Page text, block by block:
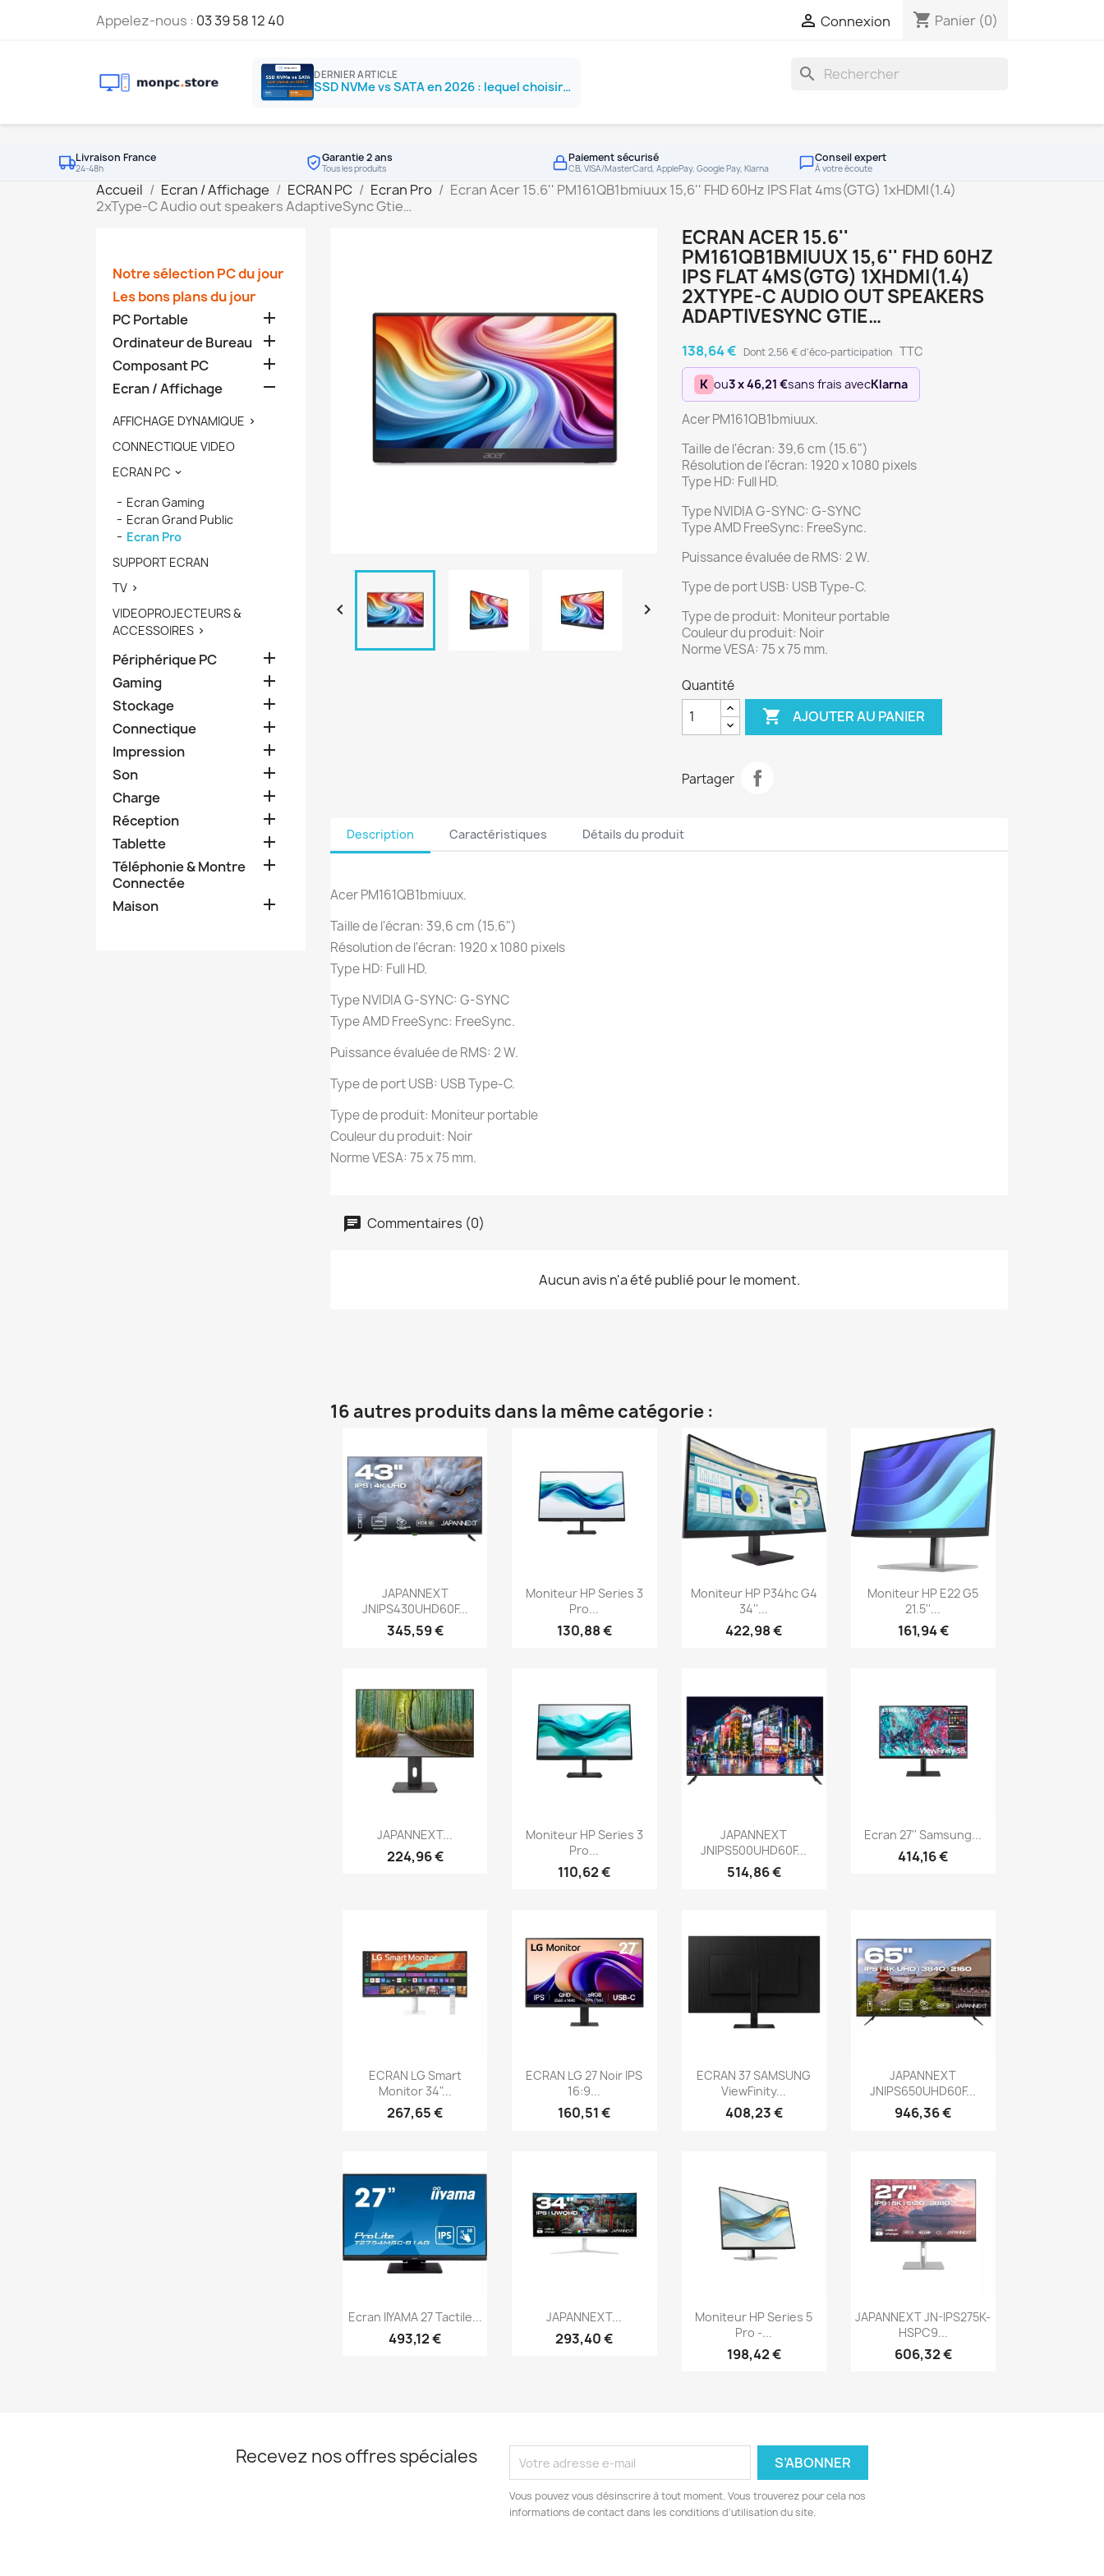
Appelez-nous : 03 39 58 12 40  Connexion shopping_cart Panier (0)
DERNIER ARTICLE
SSD NVMe vs SATA en 2026 : lequel choisir ?
search
Livraison France
24-48h
Garantie 2 ans
Tous les produits
Paiement sécurisé
CB, VISA/MasterCard, ApplePay, Google Pay, Klarna
Conseil expert
À votre écoute
Accueil Ecran / Affichage ECRAN PC Ecran Pro
Ecran Acer 15.6'' PM161QB1bmiuux 15,6'' FHD 60Hz IPS Flat 4ms(GTG) 1xHDMI(1.4)
2xType-C Audio out speakers AdaptiveSync Gtie…
Notre sélection PC du jour
Les bons plans du jour
PC Portable

Ordinateur de Bureau 
Composant PC 
Ecran / Affichage 
AFFICHAGE DYNAMIQUE 
CONNECTIQUE VIDEO
ECRAN PC 
Ecran Gaming
Ecran Grand Public
Ecran Pro
SUPPORT ECRAN
TV 
VIDEOPROJECTEURS &
ACCESSOIRES 
Périphérique PC 
Gaming 
Stockage 
Connectique 
Impression 
Son 
Charge 
Réception 
Tablette 
Téléphonie & Montre
Connectée

Maison 
 
ECRAN ACER 15.6''
PM161QB1BMIUUX 15,6'' FHD 60HZ
IPS FLAT 4MS(GTG) 1XHDMI(1.4)
2XTYPE-C AUDIO OUT SPEAKERS
ADAPTIVESYNC GTIE…
138,64 € Dont 2,56 € d'éco-participation TTC
K ou3 x 46,21 €sans frais avecKlarna
Acer PM161QB1bmiuux.
Taille de l'écran: 39,6 cm (15.6")
Résolution de l'écran: 1920 x 1080 pixels
Type HD: Full HD.
Type NVIDIA G-SYNC: G-SYNC
Type AMD FreeSync: FreeSync.
Puissance évaluée de RMS: 2 W.
Type de port USB: USB Type-C.
Type de produit: Moniteur portable
Couleur du produit: Noir
Norme VESA: 75 x 75 mm.
Quantité
 AJOUTER AU PANIER
Partager
Description Caractéristiques Détails du produit
Acer PM161QB1bmiuux.
Taille de l'écran: 39,6 cm (15.6")
Résolution de l'écran: 1920 x 1080 pixels
Type HD: Full HD.
Type NVIDIA G-SYNC: G-SYNC
Type AMD FreeSync: FreeSync.
Puissance évaluée de RMS: 2 W.
Type de port USB: USB Type-C.
Type de produit: Moniteur portable
Couleur du produit: Noir
Norme VESA: 75 x 75 mm.
Commentaires (0)
Aucun avis n'a été publié pour le moment.
16 autres produits dans la même catégorie :
Aperçu rapide
JAPANNEXT
JNIPS430UHD60F...
345,59 €
Aperçu rapide
Moniteur HP Series 3
Pro...
130,88 €
Aperçu rapide
Moniteur HP P34hc G4
34''...
422,98 €
Aperçu rapide
Moniteur HP E22 G5
21.5''...
161,94 €
Aperçu rapide
JAPANNEXT...
224,96 €
Aperçu rapide
Moniteur HP Series 3
Pro...
110,62 €
Aperçu rapide
JAPANNEXT
JNIPS500UHD60F...
514,86 €
Aperçu rapide
Ecran 27'' Samsung...
414,16 €
Aperçu rapide
ECRAN LG Smart
Monitor 34"...
267,65 €
Aperçu rapide
ECRAN LG 27 Noir IPS
16:9...
160,51 €
Aperçu rapide
ECRAN 37 SAMSUNG
ViewFinity...
408,23 €
Aperçu rapide
JAPANNEXT
JNIPS650UHD60F...
946,36 €
Aperçu rapide
Ecran IIYAMA 27 Tactile...
493,12 €
Aperçu rapide
JAPANNEXT...
293,40 €
Aperçu rapide
Moniteur HP Series 5
Pro -...
198,42 €
Aperçu rapide
JAPANNEXT JN-IPS275K-
HSPC9...
606,32 €
Recevez nos offres spéciales
Vous pouvez vous désinscrire à tout moment. Vous trouverez pour cela nos
informations de contact dans les conditions d'utilisation du site.